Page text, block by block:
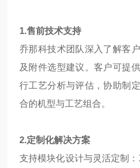
1.售前技术支持
乔那科技术团队深入了解客
及附件选型建议。客户可提
行工艺分析与评估，协助制
合的机型与工艺组合。
2.定制化解决方案
支持模块化设计与灵活定制